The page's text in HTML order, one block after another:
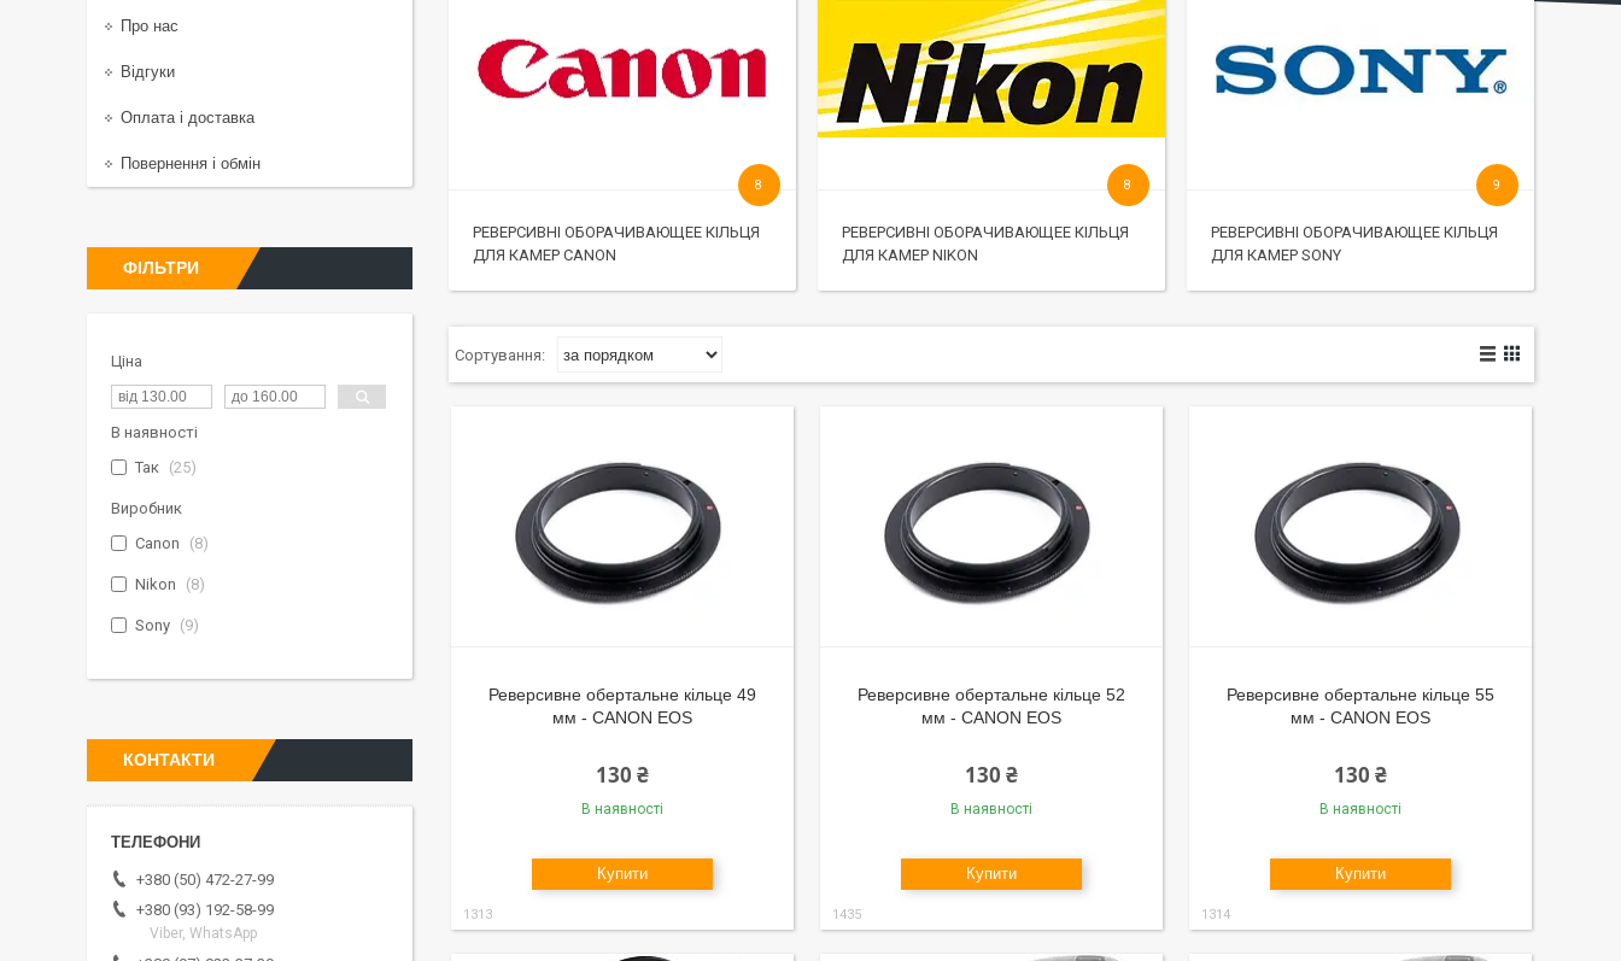
РЕВЕРСИВНІ ОБОРАЧИВАЮЩЕЕ КІЛЬЦЯ
ДЛЯ КАМЕР CANON
8
РЕВЕРСИВНІ ОБОРАЧИВАЮЩЕЕ КІЛЬЦЯ
ДЛЯ КАМЕР NIKON
8
РЕВЕРСИВНІ ОБОРАЧИВАЮЩЕЕ КІЛЬЦЯ
ДЛЯ КАМЕР SONY
9
Реверсивне обертальне кільце 49
мм - CANON EOS
130 ₴
В наявності
Купити
1313
Реверсивне обертальне кільце 52
мм - CANON EOS
130 ₴
В наявності
Купити
1435
Реверсивне обертальне кільце 55
мм - CANON EOS
130 ₴
В наявності
Купити
1314
Про нас
Відгуки
Оплата і доставка
Повернення і обмін
ФІЛЬТРИ
Ціна
В наявності
Так
25
Виробник
Canon
8
Nikon 8
Sony 9
КОНТАКТИ
+380 (50) 472-27-99
+380 (93) 192-58-99
Viber, WhatsApp